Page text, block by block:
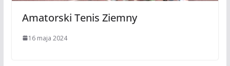
Amatorski Tenis Ziemny
16 maja 2024